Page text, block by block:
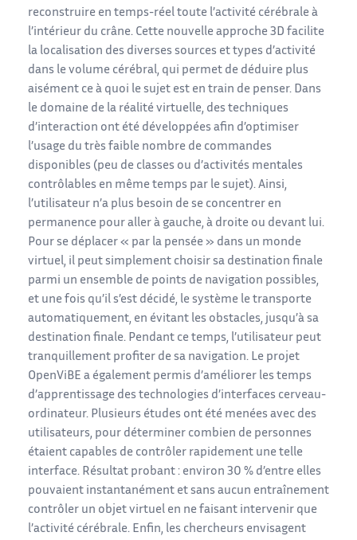
reconstruire en temps-réel toute l’activité cérébrale à
l’intérieur du crâne. Cette nouvelle approche 3D facilite
la localisation des diverses sources et types d’activité
dans le volume cérébral, qui permet de déduire plus
aisément ce à quoi le sujet est en train de penser. Dans
le domaine de la réalité virtuelle, des techniques
d’interaction ont été développées afin d’optimiser
l’usage du très faible nombre de commandes
disponibles (peu de classes ou d’activités mentales
contrôlables en même temps par le sujet). Ainsi,
l’utilisateur n’a plus besoin de se concentrer en
permanence pour aller à gauche, à droite ou devant lui.
Pour se déplacer « par la pensée » dans un monde
virtuel, il peut simplement choisir sa destination finale
parmi un ensemble de points de navigation possibles,
et une fois qu’il s’est décidé, le système le transporte
automatiquement, en évitant les obstacles, jusqu’à sa
destination finale. Pendant ce temps, l’utilisateur peut
tranquillement profiter de sa navigation. Le projet
OpenViBE a également permis d’améliorer les temps
d’apprentissage des technologies d’interfaces cerveau-
ordinateur. Plusieurs études ont été menées avec des
utilisateurs, pour déterminer combien de personnes
étaient capables de contrôler rapidement une telle
interface. Résultat probant : environ 30 % d’entre elles
pouvaient instantanément et sans aucun entraînement
contrôler un objet virtuel en ne faisant intervenir que
l’activité cérébrale. Enfin, les chercheurs envisagent